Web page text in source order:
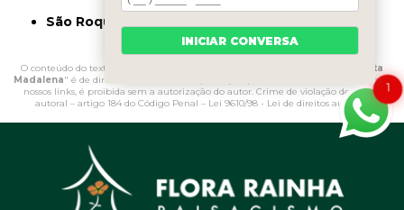
São Roque
O conteúdo do texto "
Procuro por Fertilizantes Fosfatados Parque Santa
Madalena" é de direito reservado. Sua reprodução, parcial ou total, mesmo citando
nossos links, é proibida sem a autorização do autor. Crime de violação de direito
autoral – artigo 184 do Código Penal – Lei 9610/98 - Lei de direitos autorais
1
INICIAR CONVERSA